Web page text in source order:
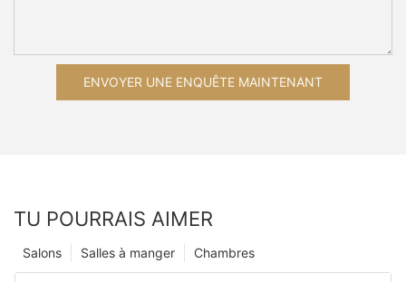
ENVOYER UNE ENQUÊTE MAINTENANT
TU POURRAIS AIMER
Chambres
Salles à manger
Salons